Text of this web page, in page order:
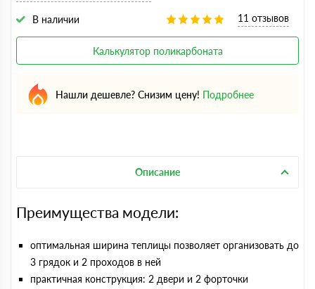
В наличии 11 отзывов
Калькулятор поликарбоната
Нашли дешевле? Снизим цену! Подробнее
Описание
Преимущества модели:
оптимальная ширина теплицы позволяет организовать до
3 грядок и 2 проходов в ней
практичная конструкция: 2 двери и 2 форточки